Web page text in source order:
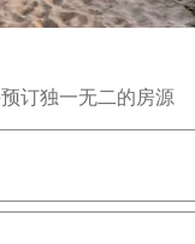
订独一无二的房源
用上下方向键查看，